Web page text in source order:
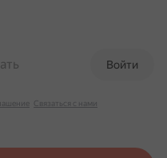
Войти
Связаться с нами